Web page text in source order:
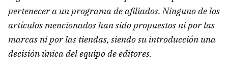
pertenecer a un programa de afiliados. Ninguno de los
artículos mencionados han sido propuestos ni por las
marcas ni por las tiendas, siendo su introducción una
decisión única del equipo de editores.